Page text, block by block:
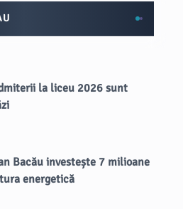
la liceu 2026 sunt
Bacău investește 7 milioane
energetică